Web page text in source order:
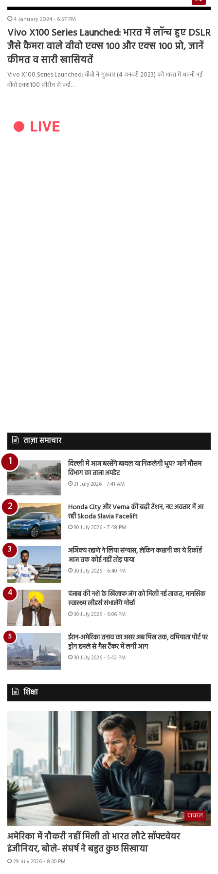
4 January 2024 - 6:57 PM
Vivo X100 Series Launched: भारत में लॉन्च हुए DSLR
जैसे कैमरा वाले वीवो एक्स 100 और एक्स 100 प्रो, जानें
कीमत व सारी खासियतें
Vivo X100 Series Launched: वीवो ने गुरुवार (4 जनवरी 2023) को भारत में अपनी नई
वीवो एक्स100 सीरीज से पर्दा…
ताज़ा समाचार
दिल्ली में आज बरसेंगे बादल या निकलेगी धूप? जानें मौसम
विभाग का ताजा अपडेट
31 July 2026 - 7:41 AM
Honda City और Verna की बढ़ी टेंशन, नए अवतार में आ
रही Skoda Slavia Facelift
30 July 2026 - 7:48 PM
अजिंक्य रहाणे ने लिया संन्यास, लेकिन कप्तानी का ये रिकॉर्ड
आज तक कोई नहीं तोड़ पाया
30 July 2026 - 6:40 PM
पंजाब की नशे के खिलाफ जंग को मिली नई ताकत, मानसिक
स्वास्थ्य लीडर्स संभालेंगे मोर्चा
30 July 2026 - 6:06 PM
ईरान-अमेरिका तनाव का असर अब मिस्र तक, दमियाता पोर्ट पर
ड्रोन हमले से गैस टैंकर में लगी आग
30 July 2026 - 5:42 PM
शिक्षा
वायरल
अमेरिका में नौकरी नहीं मिली तो भारत लौटे सॉफ्टवेयर
इंजीनियर, बोले- संघर्ष ने बहुत कुछ सिखाया
29 July 2026 - 8:00 PM